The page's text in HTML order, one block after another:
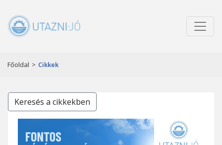
Főoldal > Cikkek
Keresés a cikkekben